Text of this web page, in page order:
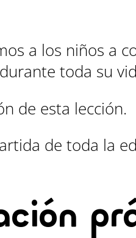
a los niños a
toda su
de esta lección.
de toda la